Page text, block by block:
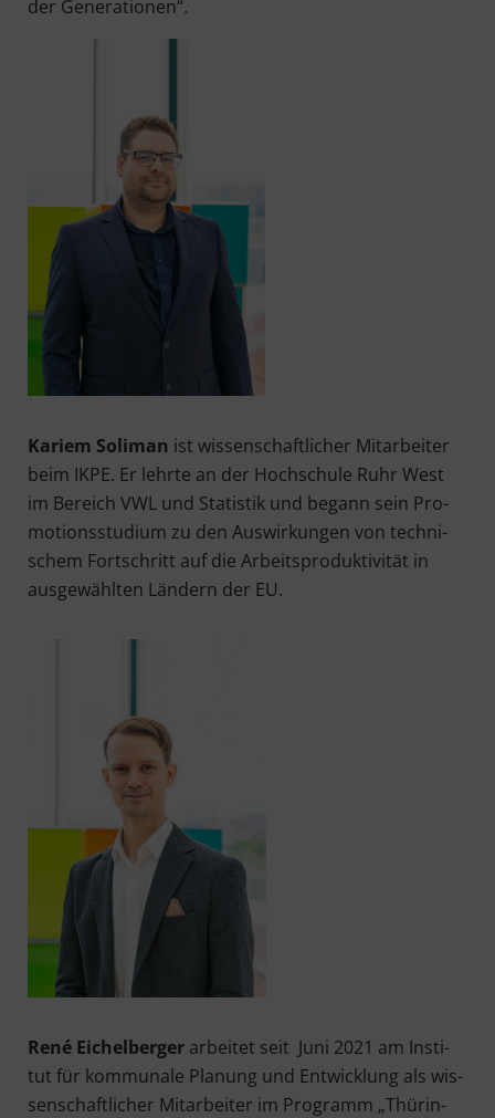
der Generationen“.
Kariem Soli­man ist wis­sen­schaft­li­cher Mit­ar­bei­ter
beim IKPE. Er lehr­te an der Hoch­schu­le Ruhr West
im Bereich VWL und Sta­tis­tik und begann sein Pro­
mo­ti­ons­stu­di­um zu den Aus­wir­kun­gen von tech­ni­
schem Fort­schritt auf die Arbeits­pro­duk­ti­vi­tät in
aus­ge­wähl­ten Län­dern der EU.
René Eichel­ber­ger arbei­tet seit Juni 2021 am Insti­
tut für kom­mu­na­le Pla­nung und Ent­wick­lung als wis­
sen­schaft­li­cher Mit­ar­bei­ter im Pro­gramm „Thü­rin­